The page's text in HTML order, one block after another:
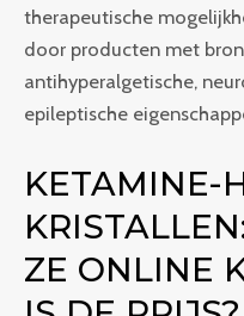
therapeutische
door producten met
antihyperalgetische,
epileptische
KETAMINE-
ZE ONLINE